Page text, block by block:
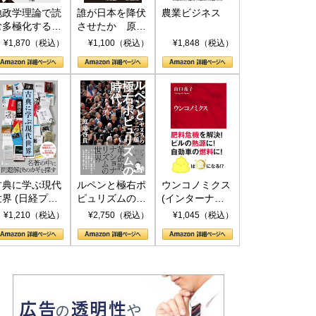
政学理論で読
多極化する世
トランプと
¥1,870（税込）
誰が日本を降伏
させたか 原爆
投下、ソ連参
(PHP新書)
¥1,100（税込）
農業ビジネス
¥1,848（税込）
典に学ぶ現代
界 (日経プレ
アシリーズ)
¥1,210（税込）
ルペンと極右ポ
ピュリズムの時
代：〈ヤヌス〉
¥2,750（税込）
ウンコノミクス
(インターナシ
ョナル新書)
¥1,045（税込）